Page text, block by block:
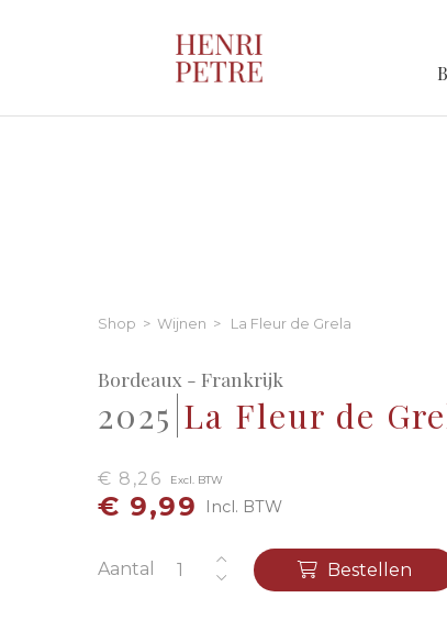
Shop > Wijnen > La Fleur de Grela
Bordeaux - Frankrijk
2025 La Fleur de
€ 8,26 Excl. BTW
€ 9,99 Incl. BTW
Aantal Bestellen